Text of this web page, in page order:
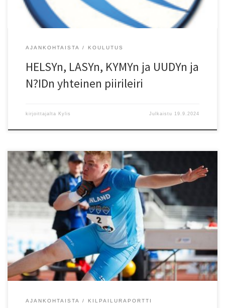
piirileirityksen hakuaika päättyy. […]
AJANKOHTAISTA KOULUTUS
HELSYn, LASYn, KYMYn ja UUDYn ja
N?IDn yhteinen piirileiri
kirjoittajalta Kylis Julkaistu 19.9.2024
15.9. Laitila, 11-9-v. pm-moniottelut: P11 Neliottelu/Quadrathlon
(2,50 kg) ) Oskari Kovaniemi (-13) EspTa 1218 PB (11.34/-0.8 1.17
31.00 2:52.36). 15.9. Mikkeli/R, Heittokisat: P9 Kuula/SP (2,00 kg) 1)
Elmeri Saha (-16) KU-58 3,14. T13 Kiekko/DT (0,60 kg) 1) Meeri Saha
(-11) KU-58 31,45 PB, 3) Saaga Lampi (-11) […]
AJANKOHTAISTA KILPAILURAPORTTI